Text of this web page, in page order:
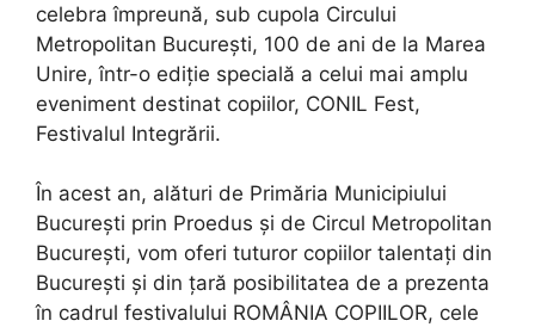
celebra împreună, sub cupola Circului
Metropolitan București, 100 de ani de la Marea
Unire, într-o ediție specială a celui mai amplu
eveniment destinat copiilor, CONIL Fest,
Festivalul Integrării.
În acest an, alături de Primăria Municipiului
București prin Proedus și de Circul Metropolitan
București, vom oferi tuturor copiilor talentați din
București și din țară posibilitatea de a prezenta
în cadrul festivalului ROMÂNIA COPIILOR, cele